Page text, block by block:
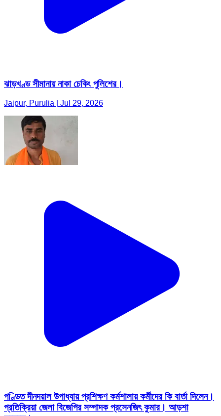
ঝাড়খণ্ড সীমানায় নাকা চেকিং পুলিশের।
পণ্ডিত দীনদয়াল উপাধ্যায় প্রশিক্ষণ কর্মশালায় কর্মীদের কি বার্তা দিলেন।
প্রতিক্রিয়া জেলা বিজেপির সম্পাদক প্রসেনজিৎ কুমার। আড়শা